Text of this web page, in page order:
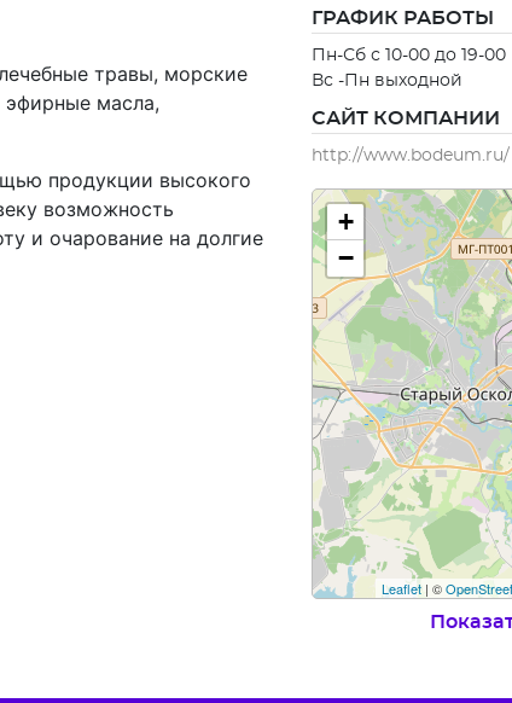
травы, морские
масла,
продукции высокого
возможность
и очарование на долгие
ГРАФИК РАБОТЫ
Пн-Сб с 10-00 до 19-00
Вс -Пн выходной
САЙТ КОМПАНИИ
http://www.bodeum.ru/
+
−
Leaflet| ©